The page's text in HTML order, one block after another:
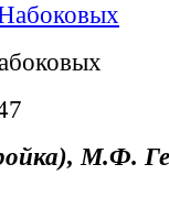
М.Ф.